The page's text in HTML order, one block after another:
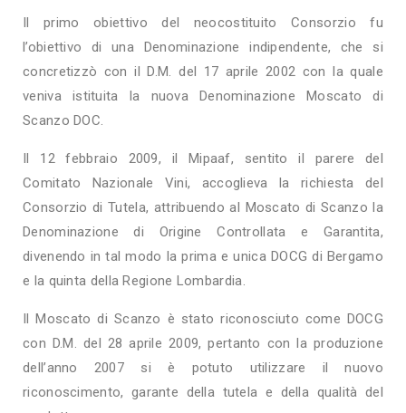
Il primo obiettivo del neocostituito Consorzio fu
l’obiettivo di una Denominazione indipendente, che si
concretizzò con il D.M. del 17 aprile 2002 con la quale
veniva istituita la nuova Denominazione Moscato di
Scanzo DOC.
Il 12 febbraio 2009, il Mipaaf, sentito il parere del
Comitato Nazionale Vini, accoglieva la richiesta del
Consorzio di Tutela, attribuendo al Moscato di Scanzo la
Denominazione di Origine Controllata e Garantita,
divenendo in tal modo la prima e unica DOCG di Bergamo
e la quinta della Regione Lombardia.
Il Moscato di Scanzo è stato riconosciuto come DOCG
con D.M. del 28 aprile 2009, pertanto con la produzione
dell’anno 2007 si è potuto utilizzare il nuovo
riconoscimento, garante della tutela e della qualità del